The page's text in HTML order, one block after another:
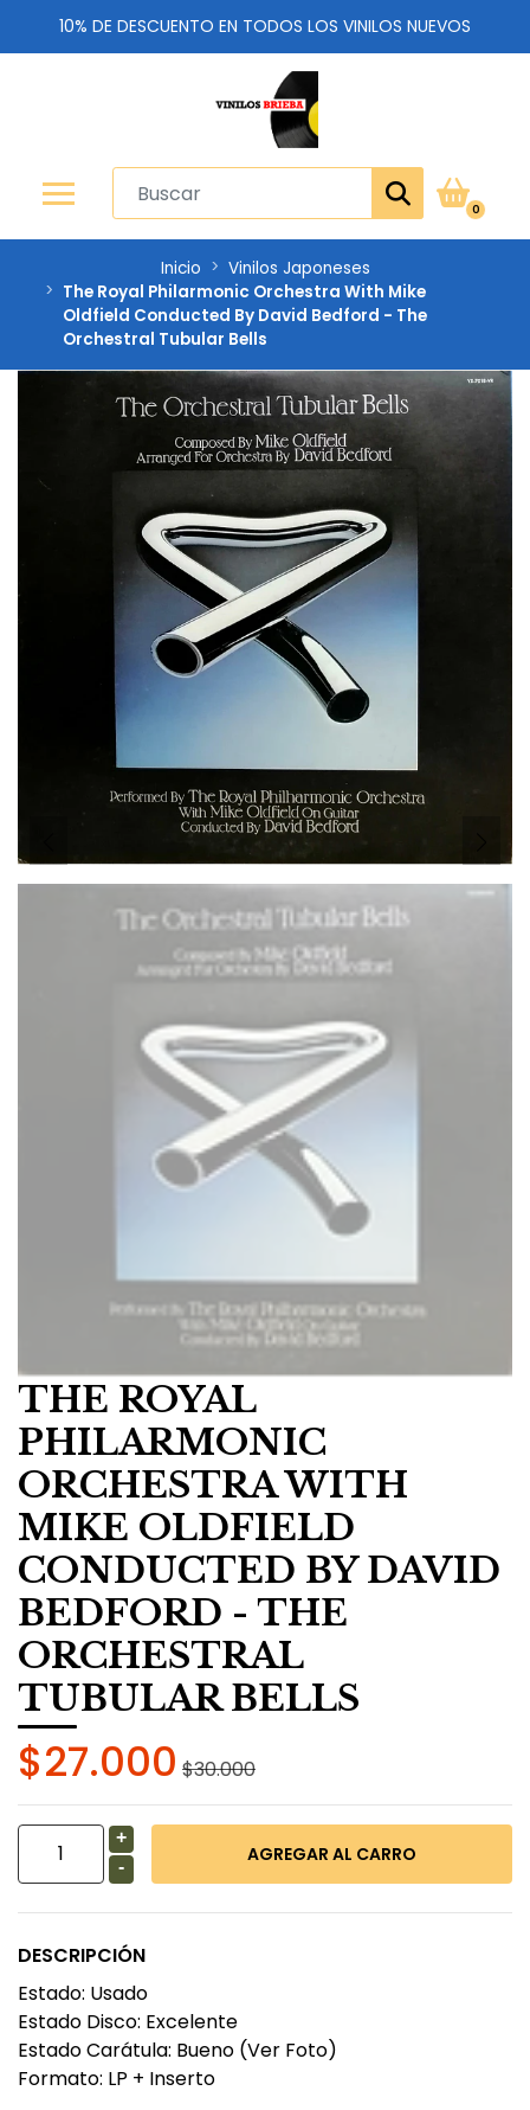
10% DE DESCUENTO EN TODOS LOS VINILOS NUEVOS
0
Inicio
Vinilos Japoneses
The Royal Philarmonic Orchestra With Mike
Oldfield Conducted By David Bedford - The
Orchestral Tubular Bells
THE ROYAL
PHILARMONIC
ORCHESTRA WITH
MIKE OLDFIELD
CONDUCTED BY DAVID
BEDFORD - THE
ORCHESTRAL
TUBULAR BELLS
$27.000 $30.000
+
-
DESCRIPCIÓN
Estado: Usado
Estado Disco: Excelente
Estado Carátula: Bueno (Ver Foto)
Formato: LP + Inserto